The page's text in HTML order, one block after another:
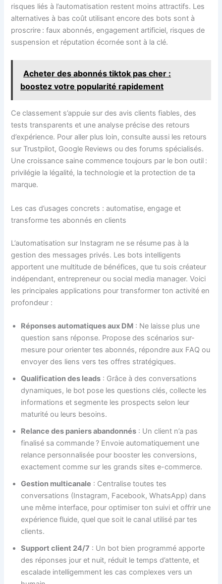
risques liés à l’automatisation restent moins attractifs. Les
alternatives à bas coût utilisant encore des bots sont à
proscrire : faux abonnés, engagement artificiel, risques de
suspension et réputation écornée sont à la clé.
Acheter des abonnés tiktok pas cher :
boostez votre popularité rapidement
Ce classement s’appuie sur des avis clients fiables, des
tests transparents et une analyse précise des retours
d’expérience. Pour aller plus loin, consulte aussi les retours
sur Trustpilot, Google Reviews ou des forums spécialisés.
Une croissance saine commence toujours par le bon outil :
privilégie la légalité, la technologie et la protection de ta
marque.
Les cas d’usages concrets : automatise, engage et
transforme tes abonnés en clients
L’automatisation sur Instagram ne se résume pas à la
gestion des messages privés. Les bots intelligents
apportent une multitude de bénéfices, que tu sois créateur
indépendant, entrepreneur ou social media manager. Voici
les principales applications pour transformer ton activité en
profondeur :
Réponses automatiques aux DM : Ne laisse plus une
question sans réponse. Propose des scénarios sur-
mesure pour orienter tes abonnés, répondre aux FAQ ou
envoyer des liens vers tes offres stratégiques.
Qualification des leads : Grâce à des conversations
dynamiques, le bot pose les questions clés, collecte les
informations et segmente les prospects selon leur
maturité ou leurs besoins.
Relance des paniers abandonnés : Un client n’a pas
finalisé sa commande ? Envoie automatiquement une
relance personnalisée pour booster les conversions,
exactement comme sur les grands sites e-commerce.
Gestion multicanale : Centralise toutes tes
conversations (Instagram, Facebook, WhatsApp) dans
une même interface, pour optimiser ton suivi et offrir une
expérience fluide, quel que soit le canal utilisé par tes
clients.
Support client 24/7 : Un bot bien programmé apporte
des réponses jour et nuit, réduit le temps d’attente, et
escalade intelligemment les cas complexes vers un